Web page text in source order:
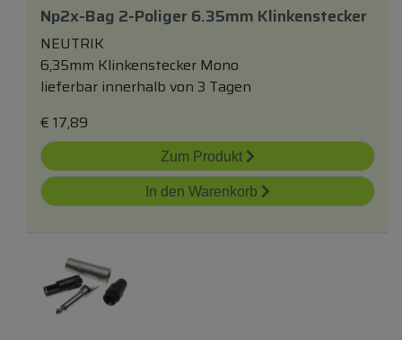
Np2x-Bag 2-Poliger 6.35mm Klinkenstecker
NEUTRIK
6,35mm Klinkenstecker Mono
lieferbar innerhalb von 3 Tagen
€ 17,89
Zum Produkt
In den Warenkorb